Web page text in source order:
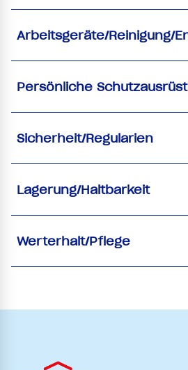
Arbeitsgeräte/Reinigung/
Persönliche
Sicherheit/Regularien
Lagerung/Haltbarkeit
Werterhalt/Pflege